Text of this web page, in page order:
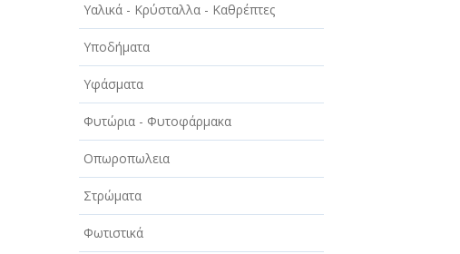
Υαλικά - Κρύσταλλα - Καθρέπτες
Υποδήματα
Υφάσματα
Φυτώρια - Φυτοφάρμακα
Οπωροπωλεια
Στρώματα
Φωτιστικά